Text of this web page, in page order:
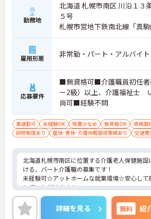
勤務地
北海道 札幌市南区 川沿１３
５号
札幌市営地下鉄南北線「真
車11分
雇用形態 非常勤・パート・アルバイト
応募要件
■無資格可■介護職員初任者
ー2級）以上、介護福祉士
尚可■経験不問
車通勤可 未経験OK 残業少なめ 無資格OK
資格取
研修制度あり
産休･育休･介護休暇取得実績あり 交通費
北海道札幌市南区に位置する介護老人保健施設
ける、パート介護職の募集です！
未経験可☆アットホームな就業環境☆安心して
していただけます！
ご興味ある方には、面接対策ポイントなど、さ
詳細をお話しいたしますのでお気軽にご相談く
い。
詳細を見る 無料 紹